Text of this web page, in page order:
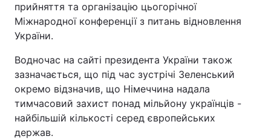
прийняття та організацію цьогорічної
Міжнародної конференції з питань відновлення
України.
Водночас на сайті президента України також
зазначається, що під час зустрічі Зеленський
окремо відзначив, що Німеччина надала
тимчасовий захист понад мільйону українців -
найбільшій кількості серед європейських
держав.